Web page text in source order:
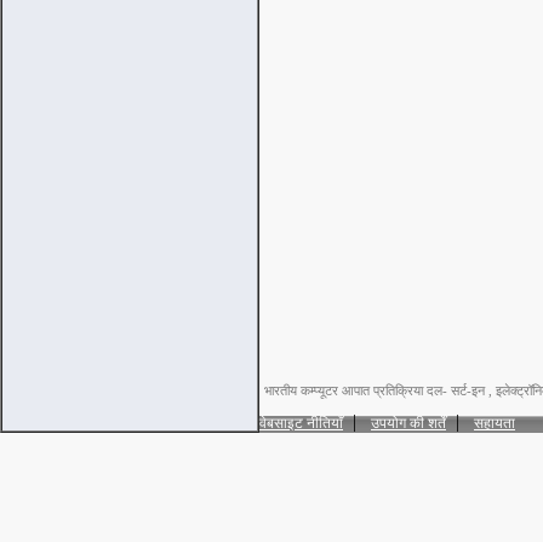
भारतीय कम्प्यूटर आपात प्रतिक्रिया दल- सर्ट-इन ,
वेबसाइट नीतियाँ|उपयोग की शर्तें|सहायता